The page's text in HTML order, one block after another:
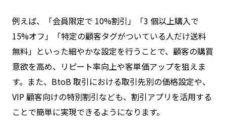
例えば、「会員限定で 10%割引」「3 個以上購入で
15%オフ」「特定の顧客タグがついている人だけ送料
無料」といった細やかな設定を行うことで、顧客の購買
意欲を高め、リピート率向上や客単価アップを狙えま
す。また、BtoB 取引における取引先別の価格設定や、
VIP 顧客向けの特別割引なども、割引アプリを活用する
ことで簡単に実現できるようになります。